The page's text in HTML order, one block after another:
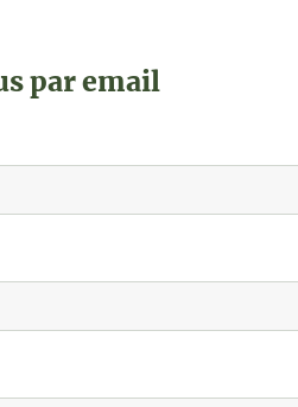
par email